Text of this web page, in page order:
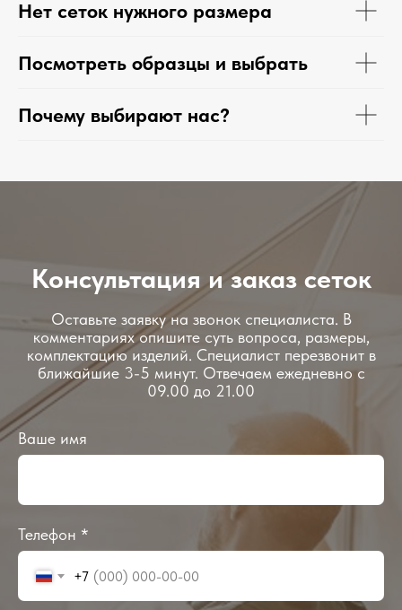
Нет сеток нужного размера
Посмотреть образцы и выбрать
Почему выбирают нас?
Консультация и заказ сеток
Оставьте заявку на звонок специалиста. В
комментариях опишите суть вопроса, размеры,
комплектацию изделий. Специалист перезвонит в
ближайшие 3-5 минут. Отвечаем ежедневно с
09.00 до 21.00
Ваше имя
Телефон *
+7